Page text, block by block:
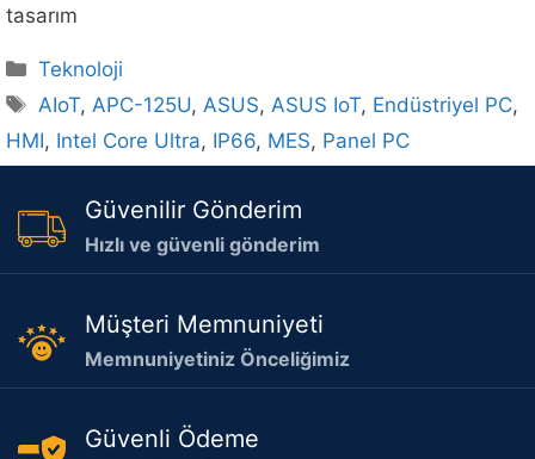
tasarım
Kategoriler
Teknoloji
Etiketler
AIoT,APC-125U,ASUS,ASUS IoT, Endüstriyel PC,
HMI, Intel Core Ultra, IP66, MES, Panel PC
Güvenilir Gönderim
Hızlı ve güvenli gönderim
Müşteri Memnuniyeti
Memnuniyetiniz Önceliğimiz
Güvenli Ödeme